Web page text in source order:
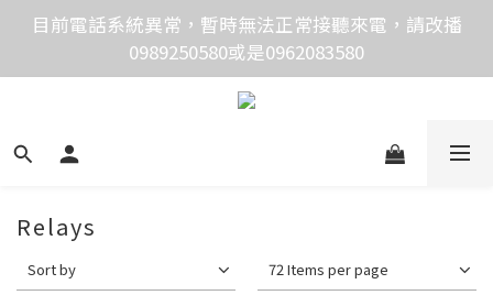
價格均含稅，下單享優惠！歡迎大量採購，由專人提供
專案報價。
目前電話系統異常，暫時無法正常接聽來電，請改播
0989250580或是0962083580
價格均含稅，下單享優惠！歡迎大量採購，由專人提供
Relays
Sort by 72 Items per page